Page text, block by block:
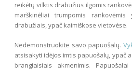
reikėtų vilktis drabužius ilgomis
marškinėliai trumpomis
drabužiais, ypač kaimiškose vietovėse.
Nedemonstruokite savo papuošalų.
atsisakyti idėjos imtis papuošalų, ypač
brangiaisiais akmenimis.